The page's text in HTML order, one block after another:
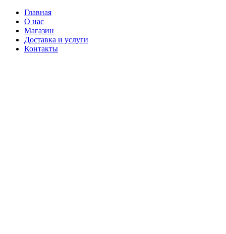
Главная
О нас
Магазин
Доставка и услуги
Контакты